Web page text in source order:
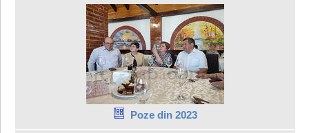
Poze din 2023